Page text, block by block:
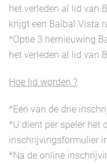
het verleden al lid van
krijgt een Balbal Vista
*Optie 3 hernieuwing
het verleden al lid van
Hoe lid worden ?
*Eén van de drie
*U dient per speler het
inschrijvingsformulier
*Na de online